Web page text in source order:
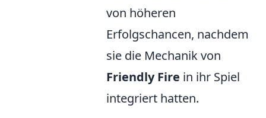
von höheren
Erfolgschancen, nachdem
sie die Mechanik von
Friendly Fire in ihr Spiel
integriert hatten.